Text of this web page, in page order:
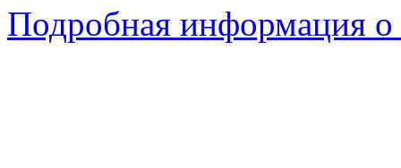
Подробная информация о